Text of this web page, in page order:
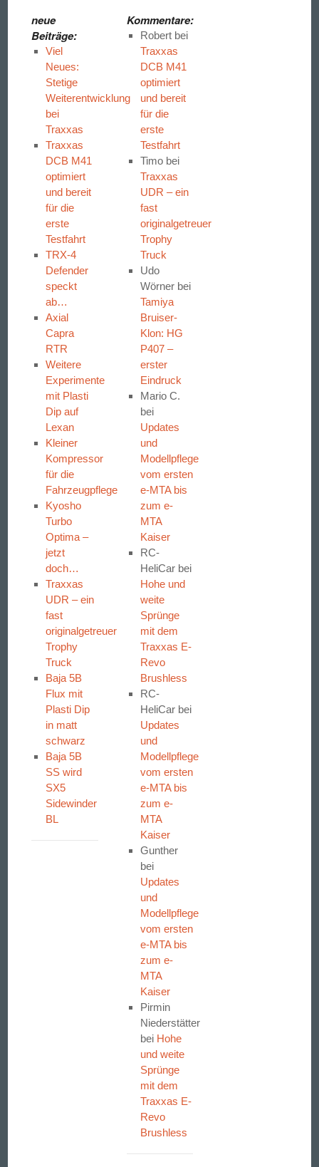
neue
Beiträge:
Viel
Neues:
Stetige
Weiterentwicklung
bei
Traxxas
Traxxas
DCB M41
optimiert
und bereit
für die
erste
Testfahrt
TRX-4
Defender
speckt
ab…
Axial
Capra
RTR
Weitere
Experimente
mit Plasti
Dip auf
Lexan
Kleiner
Kompressor
für die
Fahrzeugpflege
Kyosho
Turbo
Optima –
jetzt
doch…
Traxxas
UDR – ein
fast
originalgetreuer
Trophy
Truck
Baja 5B
Flux mit
Plasti Dip
in matt
schwarz
Baja 5B
SS wird
SX5
Sidewinder
BL
Kommentare:
Robert bei
Traxxas
DCB M41
optimiert
und bereit
für die
erste
Testfahrt
Timo bei
Traxxas
UDR – ein
fast
originalgetreuer
Trophy
Truck
Udo
Wörner bei
Tamiya
Bruiser-
Klon: HG
P407 –
erster
Eindruck
Mario C.
bei
Updates
und
Modellpflege
vom ersten
e-MTA bis
zum e-
MTA
Kaiser
RC-
HeliCar bei
Hohe und
weite
Sprünge
mit dem
Traxxas E-
Revo
Brushless
RC-
HeliCar bei
Updates
und
Modellpflege
vom ersten
e-MTA bis
zum e-
MTA
Kaiser
Gunther
bei
Updates
und
Modellpflege
vom ersten
e-MTA bis
zum e-
MTA
Kaiser
Pirmin
Niederstätter
bei Hohe
und weite
Sprünge
mit dem
Traxxas E-
Revo
Brushless